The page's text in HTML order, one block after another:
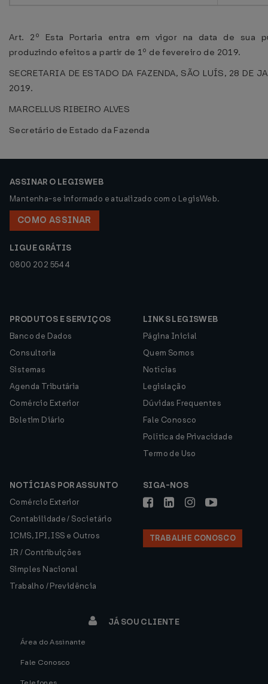
Art. 2º Esta Portaria entra em vigor na data de sua
produzindo efeitos a partir de 1º de fevereiro de 2019.
SECRETARIA DE ESTADO DA FAZENDA, SÃO LUÍS, 28 DE
2019.
MARCELLUS RIBEIRO ALVES
Secretário de Estado da Fazenda
ASSINAR O LEGISWEB
Mantenha-se informado e atualizado com o LegisWeb.
COMO ASSINAR
LIGUE GRÁTIS
0800 202 5544
PRODUTOS E SERVIÇOS
Banco de Dados
Consultoria
Sistemas
Agenda Tributária
Comércio Exterior
Boletim Diário
LINKS LEGISWEB
Página Inicial
Quem Somos
Notícias
Legislação
Dúvidas Frequentes
Fale Conosco
Política de Privacidade
Termo de Uso
NOTÍCIAS POR ASSUNTO
Comércio Exterior
Contabilidade / Societário
ICMS, IPI, ISS e Outros
IR / Contribuições
Simples Nacional
Trabalho / Previdência
SIGA-NOS
TRABALHE CONOSCO
JÁ SOU CLIENTE
Área do Assinante
Fale Conosco